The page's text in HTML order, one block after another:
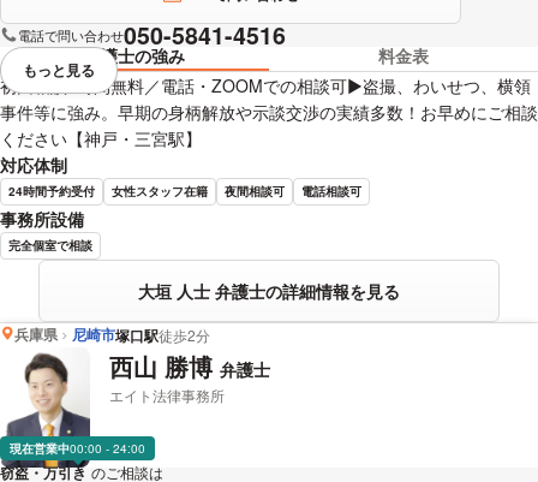
電話で問い合わせ050-5841-4516
弁護士の強み
料金表
初回相談1時間無料／電話・ZOOMでの相談可▶︎盗撮、わいせつ、横領
事件等に強み。早期の身柄解放や示談交渉の実績多数！お早めにご相談
ください【神戸・三宮駅】
対応体制
24時間予約受付 女性スタッフ在籍 夜間相談可 電話相談可
事務所設備
完全個室で相談
大垣 人士 弁護士の詳細情報を見る
視覚的に省略されている要素を
もっと見る
兵庫県 尼崎市塚口駅徒歩2分
西山 勝博 弁護士
エイト法律事務所
現在営業中00:00 - 24:00
窃盗・万引き のご相談は